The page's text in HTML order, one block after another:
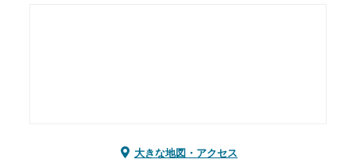
大きな地図・アクセス